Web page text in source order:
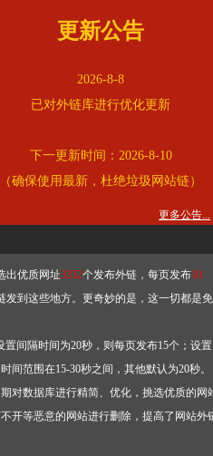
化作弊吗？ 超级外链只是一个简便而集成
作弊。如果是作弊，那您可以使用超级外
接可行吗？
您可以到站长论坛发布外链，到友情链接
链不同于普通的外链，它是动态的链接，
获得稳定的外链
，最终使搜索引擎收录带
出优质网址3332个发布外链，每页发布10
发到这些地方。更奇妙的是，这一切都是免
置间隔时间为20秒，则每页发布15个；设置
间范围在15-30秒之间，其他默认为20秒
对数据库进行精简、优化，挑选优质的网
开等恶意的网站进行删除，提高了网站外
升流量和外链，
是否收录
更新公告
2026-8-8
已对外链库进行优化更新
下一更新时间：2026-8-10
（确保使用最新，杜绝垃圾网站链）
更多公告...